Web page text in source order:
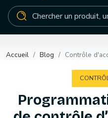
Accueil Blog Contrôle